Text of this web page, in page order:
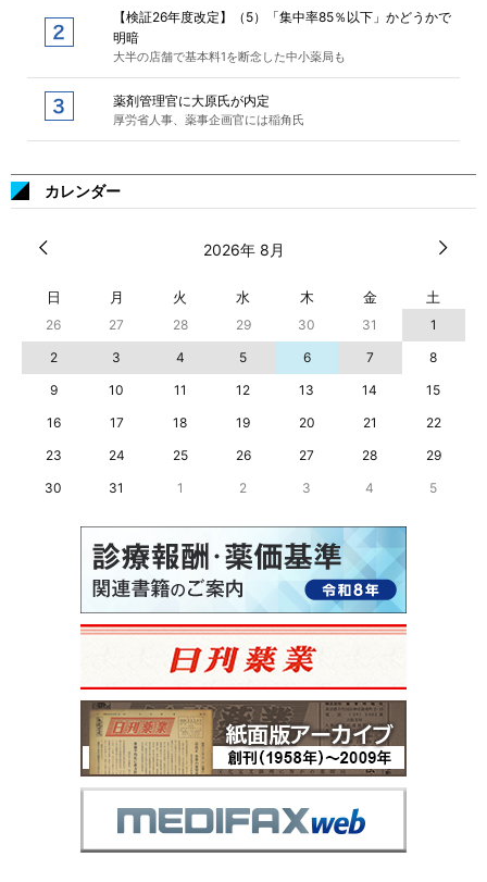
【検証26年度改定】（5）「集中率85％以下」かどうかで
明暗
大半の店舗で基本料1を断念した中小薬局も
薬剤管理官に大原氏が内定
厚労省人事、薬事企画官には稲角氏
カレンダー
2026年 8月
日 月 火 水 木 金 土
26 27 28 29 30 31
1
2
3 4 5 6 7
8
9
10 11 12 13 14
15
16
17 18 19 20 21
22
23
24 25 26 27 28
29
30
31 1 2 3 4 5